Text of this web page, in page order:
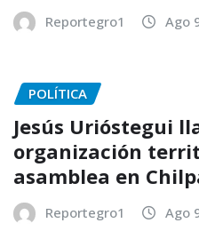
Reportegro1 Ago
POLÍTICA
Jesús Urióstegui
organización
asamblea en
Reportegro1 Ago